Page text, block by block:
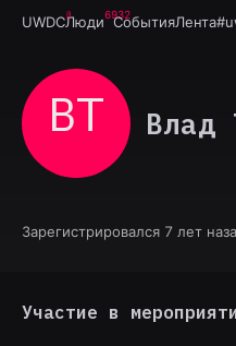
UWDCЛюди6932
СобытияЛента
ВТ Влад
Зарегистрировался 7 лет
Участие в